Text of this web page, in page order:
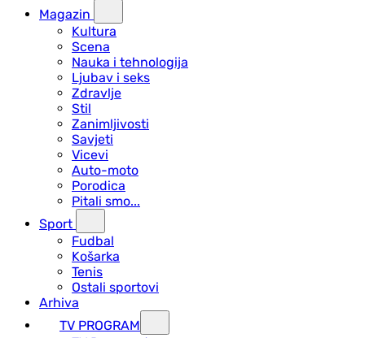
Magazin
Kultura
Scena
Nauka i tehnologija
Ljubav i seks
Zdravlje
Stil
Zanimljivosti
Savjeti
Vicevi
Auto-moto
Porodica
Pitali smo...
Sport
Fudbal
Košarka
Tenis
Ostali sportovi
Arhiva
TV PROGRAM